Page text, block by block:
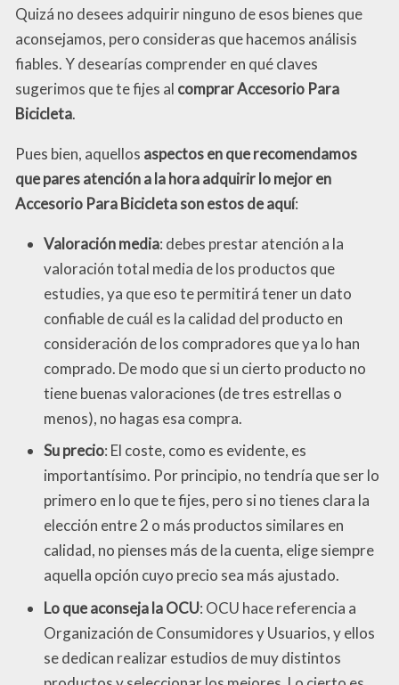
Quizá no desees adquirir ninguno de esos bienes que
aconsejamos, pero consideras que hacemos análisis
fiables. Y desearías comprender en qué claves
sugerimos que te fijes al comprar Accesorio Para
Bicicleta.
Pues bien, aquellos aspectos en que recomendamos
que pares atención a la hora adquirir lo mejor en
Accesorio Para Bicicleta son estos de aquí:
Valoración media: debes prestar atención a la
valoración total media de los productos que
estudies, ya que eso te permitirá tener un dato
confiable de cuál es la calidad del producto en
consideración de los compradores que ya lo han
comprado. De modo que si un cierto producto no
tiene buenas valoraciones (de tres estrellas o
menos), no hagas esa compra.
Su precio: El coste, como es evidente, es
importantísimo. Por principio, no tendría que ser lo
primero en lo que te fijes, pero si no tienes clara la
elección entre 2 o más productos similares en
calidad, no pienses más de la cuenta, elige siempre
aquella opción cuyo precio sea más ajustado.
Lo que aconseja la OCU: OCU hace referencia a
Organización de Consumidores y Usuarios, y ellos
se dedican realizar estudios de muy distintos